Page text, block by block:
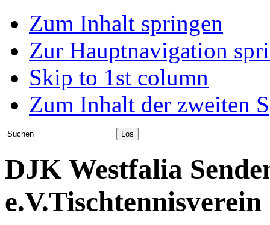
Zum Inhalt springen
Zur Hauptnavigation
Skip to 1st column
Zum Inhalt der zweiten
DJK Westfalia
e.V.Tischtennisverein